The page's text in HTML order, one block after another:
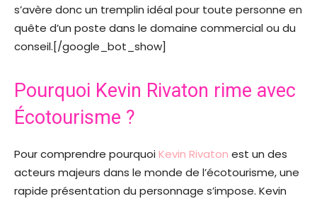
s’avère donc un tremplin idéal pour toute personne en
quête d’un poste dans le domaine commercial ou du
conseil.[/google_bot_show]
Pourquoi Kevin Rivaton rime avec
Écotourisme ?
Pour comprendre pourquoiKevin Rivaton est un des
acteurs majeurs dans le monde de l’écotourisme, une
rapide présentation du personnage s’impose. Kevin